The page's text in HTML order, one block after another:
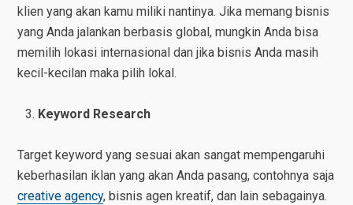
klien yang akan kamu miliki nantinya. Jika memang bisnis
yang Anda jalankan berbasis global, mungkin Anda bisa
memilih lokasi internasional dan jika bisnis Anda masih
kecil-kecilan maka pilih lokal.
Keyword Research
Target keyword yang sesuai akan sangat mempengaruhi
keberhasilan iklan yang akan Anda pasang, contohnya saja
creative agency, bisnis agen kreatif, dan lain sebagainya.